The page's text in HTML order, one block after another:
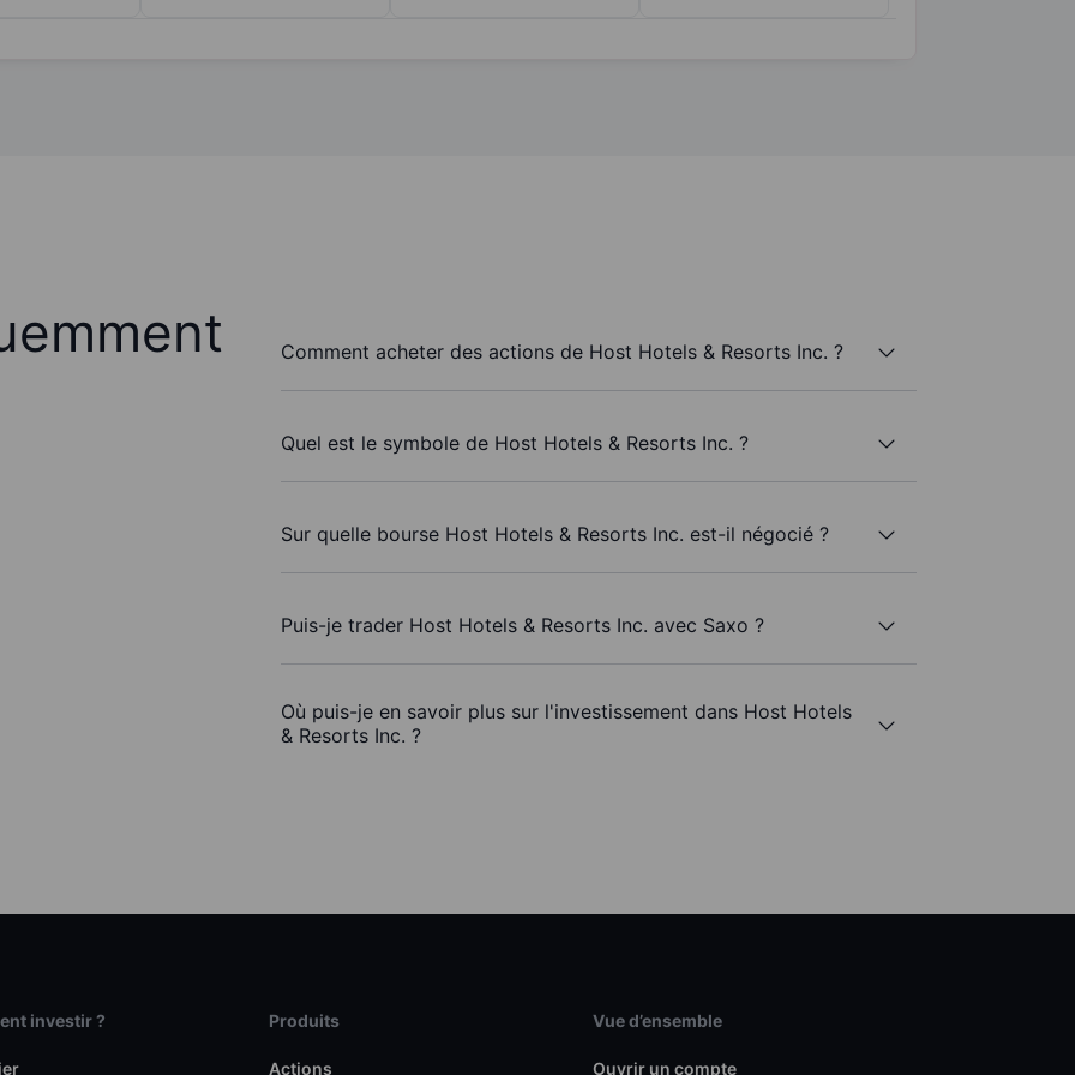
Comment acheter des actions de Host Hotels & Resorts Inc. ?
Quel est le symbole de Host Hotels & Resorts Inc. ?
Sur quelle bourse Host Hotels & Resorts Inc. est-il négocié ?
Puis-je trader Host Hotels & Resorts Inc. avec Saxo ?
Où puis-je en savoir plus sur l'investissement dans Host Hotels
& Resorts Inc. ?
investir ? Produits
Actions
Vue d’ensemble
Ouvrir un compte